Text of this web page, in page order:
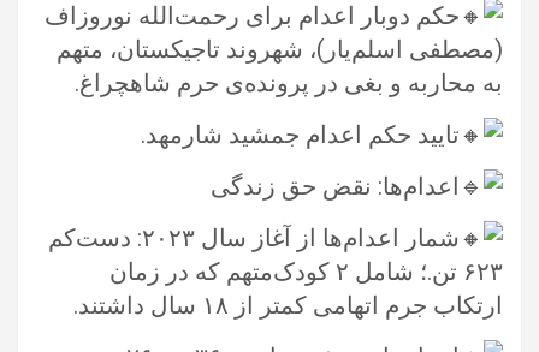
حکم دوبار اعدام برای رحمت‌الله نوروز‌اف
(مصطفی اسلم‌یار)، شهروند تاجیکستان، متهم
به محاربه و بغی در پرونده‌ی حرم شاهچراغ.‏
تایید حکم اعدام جمشید شارمهد.‏
اعدام‌ها: نقض حق زندگی
شمار اعدام‌ها از آغاز سال ۲۰۲۳: دست‌کم
۶۲۳ تن.؛ شامل ۲ کودک‌متهم که در زمان
ارتکاب جرم اتهامی کمتر از ۱۸ سال داشتند. ‏